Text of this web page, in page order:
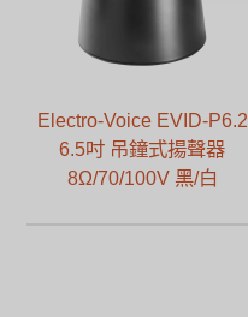
Electro-Voice EVID-P6.2
6.5吋 吊鐘式揚聲器
8Ω/70/100V 黑/白